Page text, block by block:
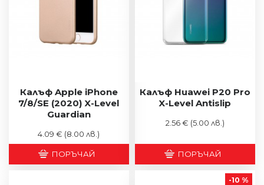
Калъф Apple iPhone
7/8/SE (2020) X-Level
Guardian
4.09 € (8.00 лв.)
ПОРЪЧАЙ
Калъф Huawei P20 Pro
X-Level Antislip
2.56 € (5.00 лв.)
ПОРЪЧАЙ
-10 %